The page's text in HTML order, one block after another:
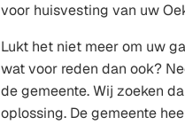
voor huisvesting van uw
Lukt het niet meer om uw
wat voor reden dan ook?
de gemeente. Wij zoeken
oplossing. De gemeente